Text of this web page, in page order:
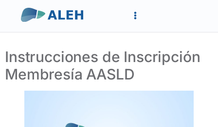
Instrucciones de Inscripción
Membresía AASLD